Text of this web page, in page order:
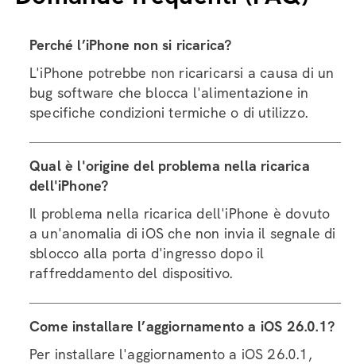
Perché l’iPhone non si ricarica?
L'iPhone potrebbe non ricaricarsi a causa di un
bug software che blocca l'alimentazione in
specifiche condizioni termiche o di utilizzo.
Qual è l'origine del problema nella ricarica
dell'iPhone?
Il problema nella ricarica dell'iPhone è dovuto
a un'anomalia di iOS che non invia il segnale di
sblocco alla porta d'ingresso dopo il
raffreddamento del dispositivo.
Come installare l’aggiornamento a iOS 26.0.1?
Per installare l'aggiornamento a iOS 26.0.1,